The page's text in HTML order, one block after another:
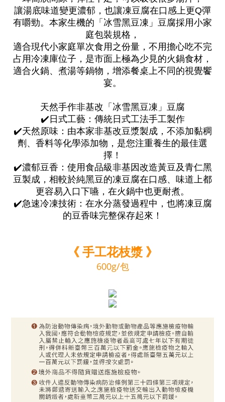
讓湯底味道變更濃郁，也讓凍豆腐在口感上更Q彈
有嚼勁。本家生機的「冰雪黑豆凍」豆腐採用小家
庭包裝規格，
適合現代小家庭單次食用之份量，不用擔心吃不完
占用冷凍庫位子，是市面上極為少見的火鍋食材，
適合火鍋、煮湯等鍋物，增添餐桌上不同的視覺饗
宴。
天然手作非基改「冰雪黑豆凍」豆腐
✔️日式工藝：傳統日式工法手工製作
✔️天然原味：由本家非基改豆漿製成，不添加黏稠
劑、香料等化學添加物，是您注重養生的最佳選
擇！
✔️濃郁豆香：使用食品級非基因改造黃豆及青仁黑
豆製成，相較於純黑豆的凍豆腐在口感、味道上都
更容易入口下嚥，在火鍋中也更耐煮。
✔️急速冷凍技術：在水分蒸發過程中，也將凍豆腐
的豆香味完整保存起來！
《 手工花枝漿 》
600g/包